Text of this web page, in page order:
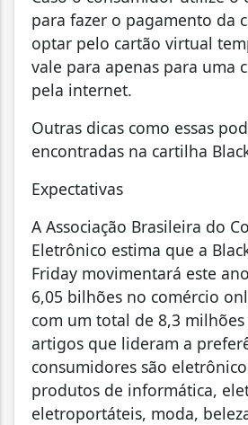
para fazer o pagamento da
optar pelo cartão virtual
vale para apenas para uma
pela internet.
Outras dicas como essas
encontradas na cartilha
Expectativas
A Associação Brasileira do
Eletrônico estima que a
Friday movimentará este
6,05 bilhões no comércio
com um total de 8,3
artigos que lideram a
consumidores são
produtos de informática,
eletroportáteis, moda,